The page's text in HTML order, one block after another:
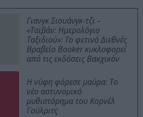
Γιανγκ Σιουάνγκ-τζι –
«Ταϊβάν: Ημερολόγιο
Ταξιδιού»: Το φετινό Διεθνές
Βραβείο Booker κυκλοφορεί
από τις εκδόσεις Βακχικόν
Η νύφη φόρεσε μαύρα: Το
νέο αστυνομικό
μυθιστόρημα του Κορνέλ
Γούλριτς